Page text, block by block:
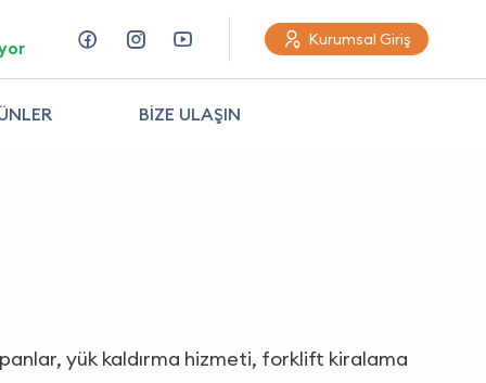
Kurumsal Giriş
BİZE ULAŞIN
yük kaldırma hizmeti, forklift kiralama